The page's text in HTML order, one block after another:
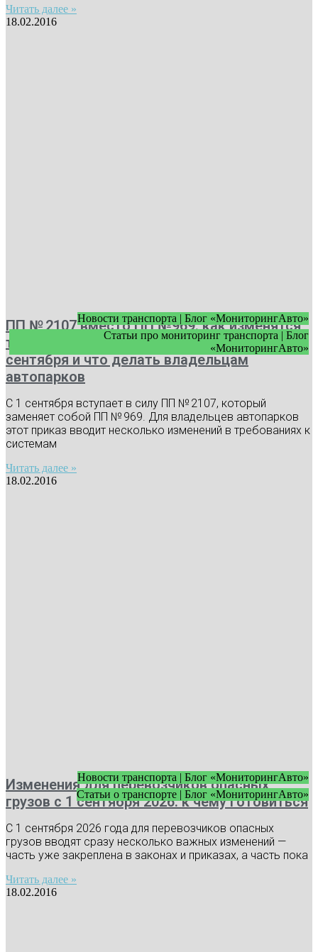
Читать далее »
18.02.2016
Новости транспорта | Блог «МониторингАвто»
Статьи про мониторинг транспорта | Блог
«МониторингАвто»
ПП № 2107 вместо ПП №969: как изменятся
требования к видеонаблюдению с 1
сентября и что делать владельцам
автопарков
С 1 сентября вступает в силу ПП № 2107, который
заменяет собой ПП № 969. Для владельцев автопарков
этот приказ вводит несколько изменений в требованиях к
системам
Читать далее »
18.02.2016
Новости транспорта | Блог «МониторингАвто»
Статьи о транспорте | Блог «МониторингАвто»
Изменения для перевозчиков опасных
грузов с 1 сентября 2026: к чему готовиться
С 1 сентября 2026 года для перевозчиков опасных
грузов вводят сразу несколько важных изменений —
часть уже закреплена в законах и приказах, а часть пока
Читать далее »
18.02.2016